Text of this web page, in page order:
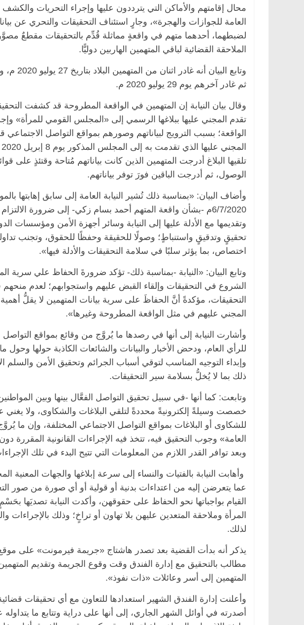
محال إقامتهم والأماكن التي يترددون عليها وإجراء التحريات والكشف
العامة للجوازات والهجرة»، وجارٍ استئناف التحقيقات والتحري عن
لضبطهما، أحدهما متهم في واقعةٍ مماثلة قُدِّم بالتحقيقات مقطعٌ مصوَّر
الملاحقة القضائية لباقي المتهمين الهاربين دوليًّا.
وتابع
ثم غادر آخرهم يوم 29 يوليو 2020 م.
وقال بيان النيابة إن المتهمين في الواقعة المطروحة قد كشفت
تقدم المجني عليها ببلاغها الرسمي إلى «المجلس القومي للمرأة»
الواقعة؛ بسبب الترويج لبياناتهم وصورهم بمواقع التواصل الاجتماعي
تلقيها البلاغ أدرجت المتهمين الذين كانت بياناتهم مُتاحة وقتئذٍ على
الوصول، ثم أدرجت الباقين فورَ توفر بياناتهم.
وأضاف البيان: «بمناسبة ذلك تُشير النيابة العامة إلى سابق إهابتها
6/7/2020م -بشأن واقعة المتهم أحمد بسام زكي- إلى ضرورة
وتقديمها مع الأدلة عليها إلى النيابة وسائر أجهزة الأمن ومؤسسات
تحقيقٍ وتدقيقٍ واستنباطٍ؛ وصولًا للحقيقة وحفظًا للحقوق، وتجنب
اختصاص، بما يؤثر سلبًا في سلامة التحقيقات والأدلة فيها».
وتابع البيان: «النيابة -بمناسبة ذلك- تؤكد ضرورةَ الحفاظ علي سرية
الشروع في التحقيقات وإلقاء القبض عليهم واستجوابهم؛ لعدم
التحقيقات، مؤكدةً أنَّ الحفاظَ على سرية بيانات المتهمين لا يقلُّ
المجني عليهم في مثل الواقعة المطروحة وغيرها».
وأشارت النيابة إلى أنها في رصدها ما يُروَّج من وقائع بمواقع
للرأي العام، ودحض الأخبار والبيانات والشائعات الكاذبة حولها
وإبداء التوجيه المناسب لتوقي أسباب الجرائم وتحقيق الأمن والسلم
ذلك بما لا يُخلُّ بسلامة سير التحقيقات.
وتابعت: كما أنها -في سبيل تحقيق التواصل الفعَّال بينها وبين
خصصت وسيلةً إلكترونيةً محددةً لتلقي البلاغات والشكاوى، ولا يغني
للشكاوى أو البلاغات بمواقع التواصل الاجتماعي المختلفة، وإن ما
العامة» وجوب التحقيق فيه، تتخذ فيه الإجراءات القانونية المقررة
وبعد توافر القدر اللازم من المعلومات التي تتيح البدء في تلك
وأهابت النيابة بالفتيات والنساء إلى سرعة إبلاغها والجهات
عما يتعرضن إليه من اعتداءات بدنية أو قولية أو أي صورة من صور
القيام بواجباتها نحو الحفاظ على حقوقهن، وأكدت النيابة تصديَها
المرأة وملاحقة المتعدين عليهن بلا تهاون أو تراخٍ؛ وذلك بالإجراءات
لذلك.
يذكر أنه بدأت القضية بعد تصدر هاشتاج «جريمة فيرمونت» على
مطالب بالتحقيق مع إدارة الفندق وقت وقوع الجريمة وتقديم
المتهمين إلى أسر وعائلات «ذات نفوذ».
وأعلنت إدارة الفندق الشهير استعدادها للتعاون مع أي تحقيقات
أصدرته في أوائل الشهر الجاري، إلى أنها على دراية وتتابع ما